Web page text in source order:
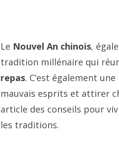
Le Nouvel An chinois,
tradition millénaire qui
repas. C’est également
mauvais esprits et attirer
article des conseils pour
les traditions.